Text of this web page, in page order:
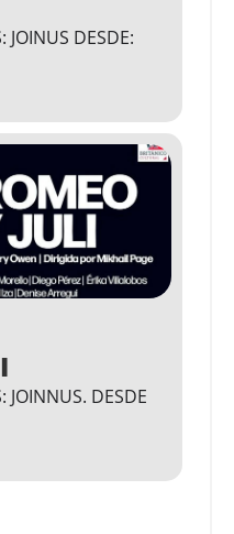
JOINUS DESDE:
JOINNUS. DESDE